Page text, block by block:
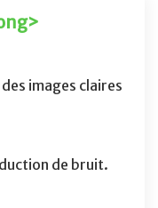
images claires
de bruit.